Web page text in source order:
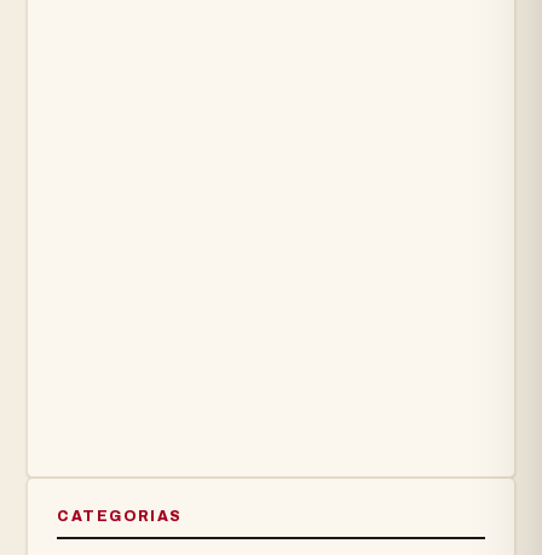
CATEGORIAS